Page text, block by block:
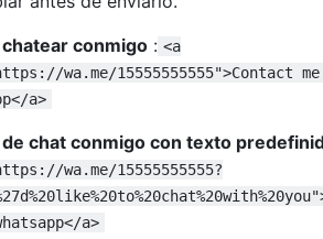
chatear conmigo : <a
wa.me/15555555555">Contact
a>
de chat conmigo con texto
wa.me/15555555555?
a>